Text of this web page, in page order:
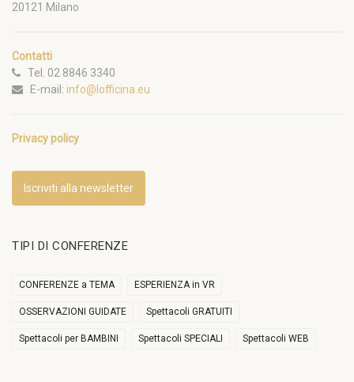
20121 Milano
Contatti
Tel. 02 8846 3340
E-mail: info@lofficina.eu
Privacy policy
Iscriviti alla newsletter
TIPI DI CONFERENZE
CONFERENZE a TEMA ESPERIENZA in VR
OSSERVAZIONI GUIDATE Spettacoli GRATUITI
Spettacoli per BAMBINI Spettacoli SPECIALI Spettacoli WEB